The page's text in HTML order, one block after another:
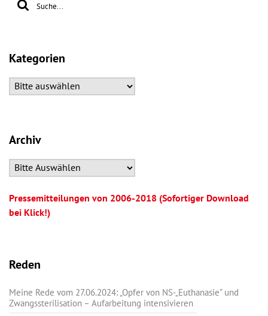
Kategorien
Archiv
Pressemitteilungen von 2006-2018 (Sofortiger Download
bei Klick!)
Reden
Meine Rede vom 27.06.2024: „Opfer von NS-„Euthanasie” und
Zwangssterilisation – Aufarbeitung intensivieren